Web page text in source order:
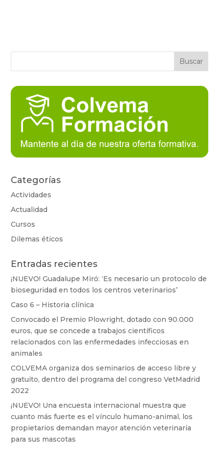
Categorías
Actividades
Actualidad
Cursos
Dilemas éticos
Entradas recientes
¡NUEVO! Guadalupe Miró: ‘Es necesario un protocolo de
bioseguridad en todos los centros veterinarios’
Caso 6 – Historia clínica
Convocado el Premio Plowright, dotado con 90.000
euros, que se concede a trabajos científicos
relacionados con las enfermedades infecciosas en
animales
COLVEMA organiza dos seminarios de acceso libre y
gratuito, dentro del programa del congreso VetMadrid
2022
¡NUEVO! Una encuesta internacional muestra que
cuanto más fuerte es el vínculo humano-animal, los
propietarios demandan mayor atención veterinaria
para sus mascotas